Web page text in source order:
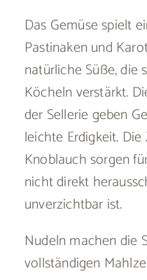
Das Gemüse spielt
Pastinaken und
natürliche Süße, die
Köcheln verstärkt.
der Sellerie geben
leichte Erdigkeit.
Knoblauch sorgen
nicht direkt
unverzichtbar ist.
Nudeln machen die
vollständigen